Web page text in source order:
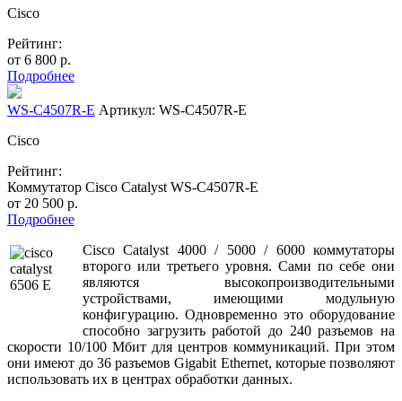
Cisco
Рейтинг:
от 6 800 р.
Подробнее
WS-C4507R-E Артикул: WS-C4507R-E
Cisco
Рейтинг:
Коммутатор Cisco Catalyst WS-C4507R-E
от 20 500 р.
Подробнее
Cisco Catalyst 4000 / 5000 / 6000 коммутаторы
второго или третьего уровня. Сами по себе они
являются высокопроизводительными
устройствами, имеющими модульную
конфигурацию. Одновременно это оборудование
способно загрузить работой до 240 разъемов на
скорости 10/100 Мбит для центров коммуникаций. При этом
они имеют до 36 разъемов Gigabit Ethernet, которые позволяют
использовать их в центрах обработки данных.